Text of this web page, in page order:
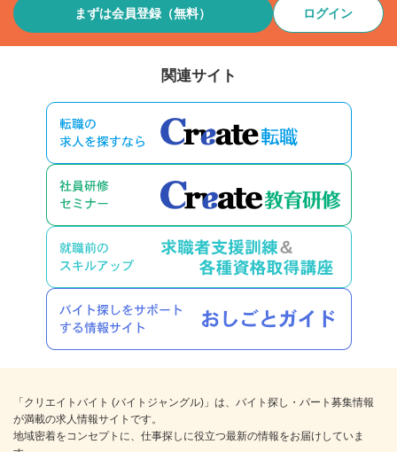
まずは会員登録（無料） ログイン
関連サイト
「クリエイトバイト (バイトジャングル)」は、バイト探し・パート募集情報
が満載の求人情報サイトです。
地域密着をコンセプトに、仕事探しに役立つ最新の情報をお届けしていま